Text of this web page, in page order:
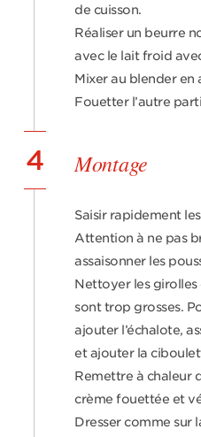
de cuisson.
Réaliser un beurre
avec le lait froid
Mixer au blender en
Fouetter l’autre
4 Montage
Saisir rapidement
Attention à ne pas
assaisonner les
Nettoyer les girolles
sont trop grosses.
ajouter l’échalote,
et ajouter la
Remettre à chaleur
crème fouettée et
Dresser comme sur